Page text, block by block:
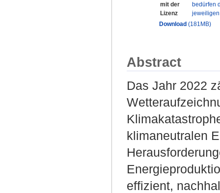
mit der
Lizenz
bedürfen
Download (181MB)
Abstract
Das Jahr 2022
klimaneutralen
effizient,